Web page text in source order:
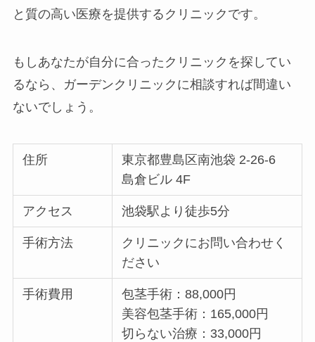
と質の高い医療を提供するクリニックです。
もしあなたが自分に合ったクリニックを探してい
るなら、ガーデンクリニックに相談すれば間違い
ないでしょう。
住所
東京都豊島区南池袋 2-26-6
島倉ビル 4F
アクセス 池袋駅より徒歩5分
手術方法
クリニックにお問い合わせく
ださい
手術費用
包茎手術：88,000円
美容包茎手術：165,000円
切らない治療：33,000円